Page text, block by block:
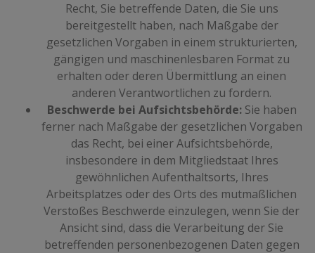
Recht, Sie betreffende Daten, die Sie uns
bereitgestellt haben, nach Maßgabe der
gesetzlichen Vorgaben in einem strukturierten,
gängigen und maschinenlesbaren Format zu
erhalten oder deren Übermittlung an einen
anderen Verantwortlichen zu fordern.
Beschwerde bei Aufsichtsbehörde:Sie haben
ferner nach Maßgabe der gesetzlichen Vorgaben
das Recht, bei einer Aufsichtsbehörde,
insbesondere in dem Mitgliedstaat Ihres
gewöhnlichen Aufenthaltsorts, Ihres
Arbeitsplatzes oder des Orts des mutmaßlichen
Verstoßes Beschwerde einzulegen, wenn Sie der
Ansicht sind, dass die Verarbeitung der Sie
betreffenden personenbezogenen Daten gegen